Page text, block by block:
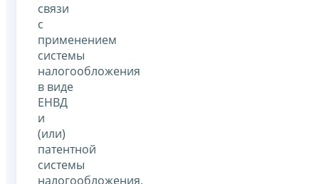
связи
с
применением
системы
налогообложения
в виде
ЕНВД
и
(или)
патентной
системы
налогообложения,